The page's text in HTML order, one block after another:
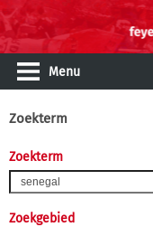
Menu
Zoekterm
Zoekterm
Zoekgebied